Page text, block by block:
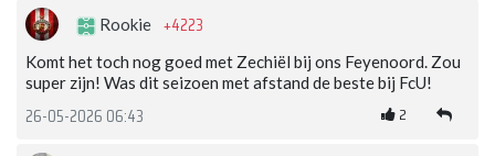
Rookie +4223
Komt het toch nog goed met Zechiël bij ons Feyenoord. Zou
super zijn! Was dit seizoen met afstand de beste bij FcU!
26-05-2026 06:43 2